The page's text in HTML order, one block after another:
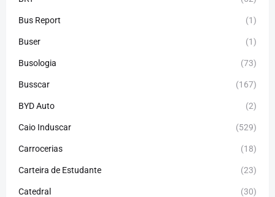
Bus Report (1)
Buser (1)
Busologia (73)
Busscar (167)
BYD Auto (2)
Caio Induscar (529)
Carrocerias (18)
Carteira de Estudante (23)
Catedral (30)